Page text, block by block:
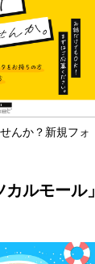
んか？新規フォ
ルモール」